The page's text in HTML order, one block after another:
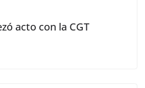
acto con la CGT